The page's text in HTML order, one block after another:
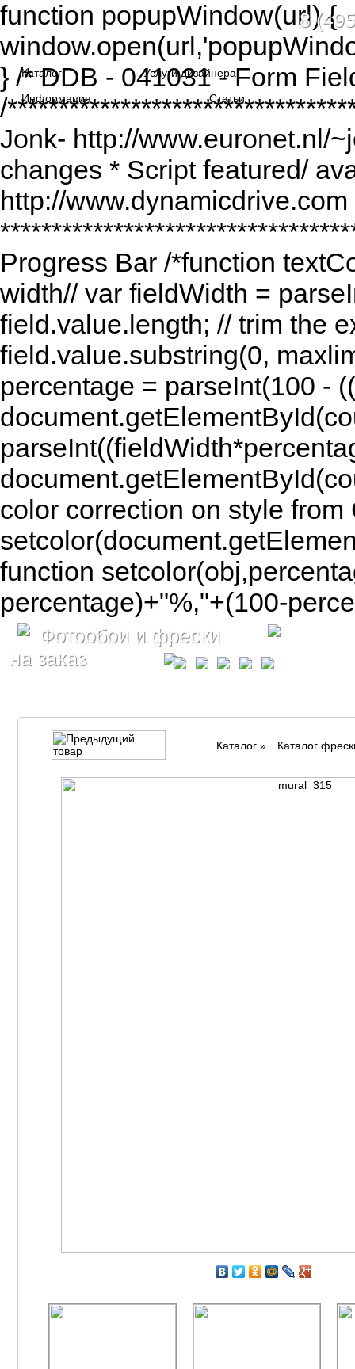
function popupWindow(url) {
} /* DDB - 041031 - Form
/
Jonk- http://www.euronet.nl/
changes * Script featured/
http://
Progress Bar /*function
width// var fieldWidth =
field.value.length; // trim the
field.value.substring(0,
percentage = parseInt(100 -
color correction on style
function
percentage)+"%,"+(100-
Фотообои и фрески
на заказ
8
Каталог
Услуги дизайнера
Информация
Статьи
Каталог» Каталог